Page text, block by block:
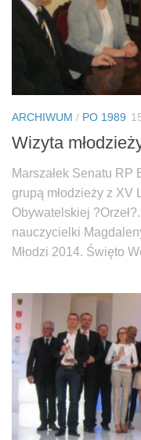
ARCHIWUM / PO 1989
Wizyta
Marszałek Senatu RP
grupą młodzieży z XV
Obywatelskiej
nauczycielki
Młodzi 2014. Święto